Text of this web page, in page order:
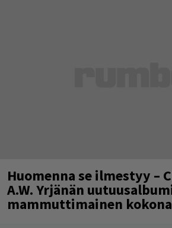
Huomenna se ilmestyy –
A.W. Yrjänän
mammuttimainen